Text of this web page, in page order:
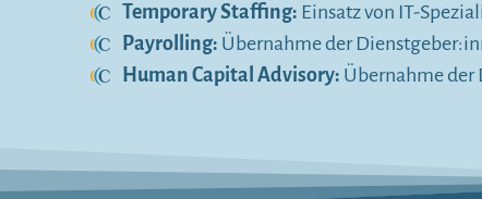
Temporary Staffing: Einsatz von IT-
Payrolling: Übernahme der
Human Capital Advisory: Übernahme